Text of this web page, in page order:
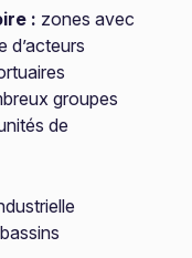
: zones avec
d’acteurs
groupes
de